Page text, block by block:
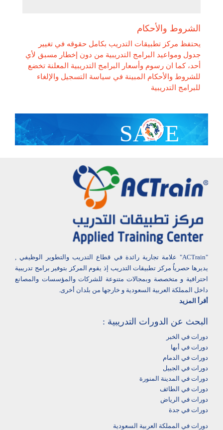
الشروط والأحكام
يحتفظ مركز تطبيقات التدريب بكامل حقوقه في تغيير
جدول ومواعيد البرامج التدريبية من دون إخطار مسبق لأي
أحد، كما ان رسوم وأسعار البرامج التدريبية المعلنة تخضع
للشروط والأحكام المبينة في سياسة التسجيل والإلغاء
للبرامج التدريبية
SAVE
"ACTrain" علامة تجارية رائدة في قطاع التدريب والتطوير الوظيفي ,
يديرها حصرياُ مركز تطبيقات التدريب إذ يقوم المركز بتوفير برامج تدريبية
احترافية و متخصصة وبمجالات متنوعة للشركات والمؤسسات والمصانع
داخل المملكة العربية السعودية و خارجها من بلدان أخرى.
أقرأ المزيد
البحث عن الدورات التدريبية :
دورات في الخبر
دورات في أبها‎
دورات في الدمام‎
دورات في الجبيل
دورات في المدينة المنورة
دورات في الطائف
دورات في الرياض
دورات في جدة
دورات في المملكة العربية السعودية